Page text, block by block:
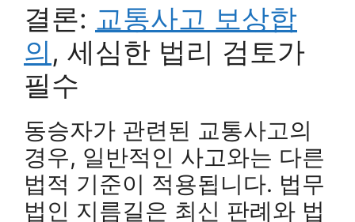
결론: 교통사고 보상합
의, 세심한 법리 검토가
필수
동승자가 관련된 교통사고의
경우, 일반적인 사고와는 다른
법적 기준이 적용됩니다. 법무
법인 지름길은 최신 판례와 법